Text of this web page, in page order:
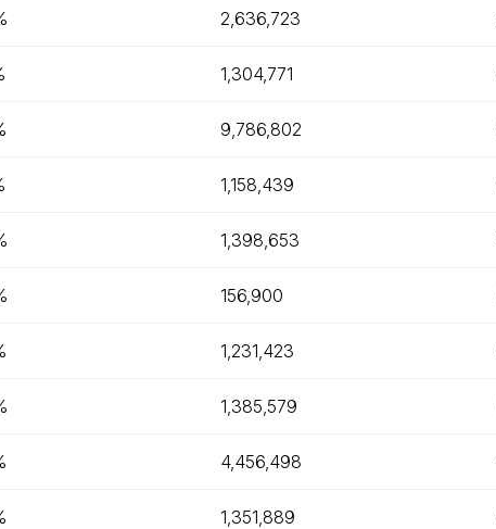
2,636,723
1,304,771
9,786,802
1,158,439
1,398,653
156,900
1,231,423
1,385,579
4,456,498
1,351,889